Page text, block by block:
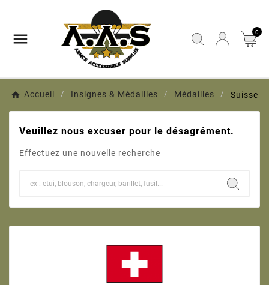
 0
Accueil Insignes & Médailles Médailles Suisse
Veuillez nous excuser pour le désagrément.
Effectuez une nouvelle recherche